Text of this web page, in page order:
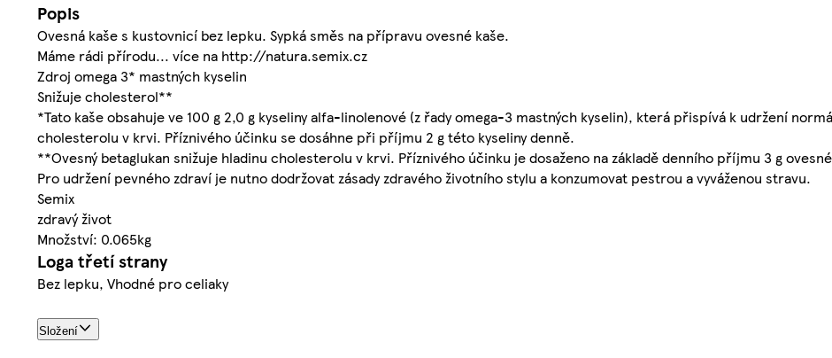
Popis
Ovesná kaše s kustovnicí bez lepku. Sypká směs na přípravu ovesné kaše.
Máme rádi přírodu... více na http://natura.semix.cz
Zdroj omega 3* mastných kyselin
Snižuje cholesterol**
*Tato kaše obsahuje ve 100 g 2,0 g kyseliny alfa-linolenové (z řady omega-3 mastných kyselin), která přispívá k udržení
cholesterolu v krvi. Příznivého účinku se dosáhne při příjmu 2 g této kyseliny denně.
**Ovesný betaglukan snižuje hladinu cholesterolu v krvi. Příznivého účinku je dosaženo na základě denního příjmu 3 g
Pro udržení pevného zdraví je nutno dodržovat zásady zdravého životního stylu a konzumovat pestrou a vyváženou stravu.
Semix
zdravý život
Množství: 0.065kg
Loga třetí strany
Bez lepku, Vhodné pro celiaky
Složení